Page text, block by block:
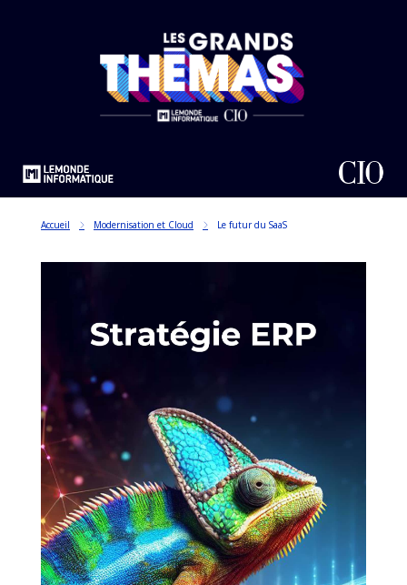
Accueil Modernisation et Cloud Le futur du SaaS